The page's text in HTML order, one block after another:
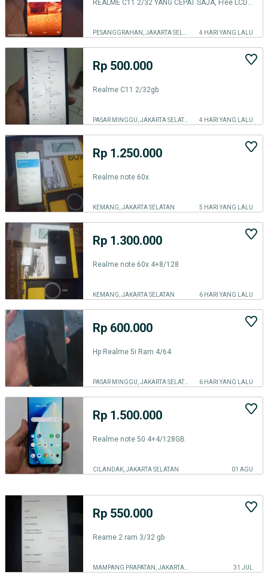
4 HARI YANG LALU
Rp 500.000
Realme C11 2/32gb
PASAR MINGGU, JAKARTA SELATAN 4 HARI YANG LALU
Rp 1.250.000
Realme note 60x
KEMANG, JAKARTA SELATAN 5 HARI YANG LALU
Rp 1.300.000
Realme note 60x 4+8/128
KEMANG, JAKARTA SELATAN 6 HARI YANG LALU
Rp 600.000
Hp Realme 5i Ram 4/64
PASAR MINGGU, JAKARTA SELATAN 6 HARI YANG LALU
Rp 1.500.000
Realme note 50 4+4/128GB
CILANDAK, JAKARTA SELATAN 01 AGU
Rp 550.000
Reame 2 ram 3/32 gb
31 JUL